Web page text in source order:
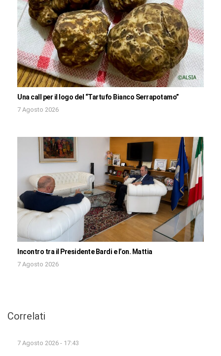
Una call per il logo del “Tartufo Bianco Serrapotamo”
7 Agosto 2026
Incontro tra il Presidente Bardi e l’on. Mattia
7 Agosto 2026
Correlati
7 Agosto 2026 - 17:43